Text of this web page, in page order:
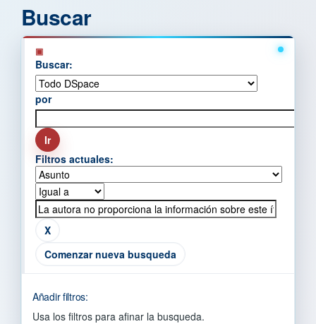
Buscar
Buscar:
por
Filtros actuales:
Comenzar nueva busqueda
Añadir filtros:
Usa los filtros para afinar la busqueda.